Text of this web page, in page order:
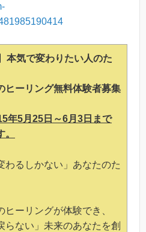
本気で変わりたい人のた
ヒーリング無料体験者募集
年5月25日～6月3日まで
わるしかない」あなたのた
ヒーリングが体験でき、
らない」未来のあなたを創